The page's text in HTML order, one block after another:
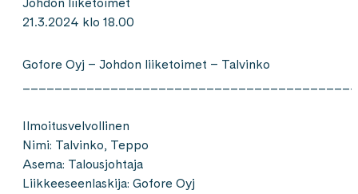
21.3.2024 klo 18.00
Gofore Oyj – Johdon liiketoimet – Talvinko
Ilmoitusvelvollinen
Nimi: Talvinko, Teppo
Asema: Talousjohtaja
Liikkeeseenlaskija: Gofore Oyj